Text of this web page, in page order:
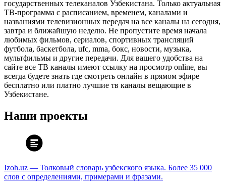
государственных телеканалов Узбекистана. Только актуальная
ТВ-программа с расписанием, временем, каналами и
названиями телевизионных передач на все каналы на сегодня,
завтра и ближайшую неделю. Не пропустите время начала
любимых фильмов, сериалов, спортивных трансляций
футбола, баскетбола, ufc, mma, бокс, новости, музыка,
мультфильмы и другие передачи. Для вашего удобства на
сайте все ТВ каналы имеют ссылку на просмотр online, вы
всегда будете знать где смотреть онлайн в прямом эфире
бесплатно или платно лучшие тв каналы вещающие в
Узбекистане.
Наши проекты
Izoh.uz — Толковый словарь узбекского языка. Более 35 000
слов с определениями, примерами и фразами.